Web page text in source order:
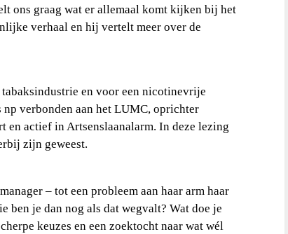
ons graag wat er allemaal komt kijken bij het
verhaal en hij vertelt meer over de
en voor een nicotinevrije
verbonden aan het LUMC, oprichter
actief in Artsenslaanalarm. In deze lezing
zijn geweest.
– tot een probleem aan haar arm haar
ben je dan nog als dat wegvalt? Wat doe je
keuzes en een zoektocht naar wat wél